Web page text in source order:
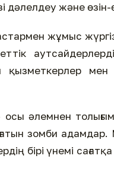
дәлелдеу және
жұмыс
мен
осы әлемнен
зомби
бірі үнемі